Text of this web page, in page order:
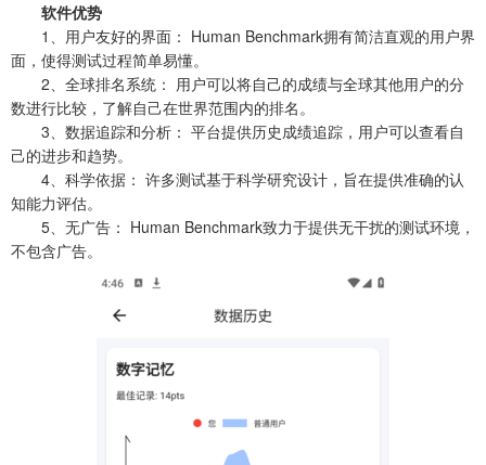
软件优势
1、用户友好的界面： Human Benchmark拥有简洁直观的用户界
面，使得测试过程简单易懂。
2、全球排名系统： 用户可以将自己的成绩与全球其他用户的分
数进行比较，了解自己在世界范围内的排名。
3、数据追踪和分析： 平台提供历史成绩追踪，用户可以查看自
己的进步和趋势。
4、科学依据： 许多测试基于科学研究设计，旨在提供准确的认
知能力评估。
5、无广告： Human Benchmark致力于提供无干扰的测试环境，
不包含广告。